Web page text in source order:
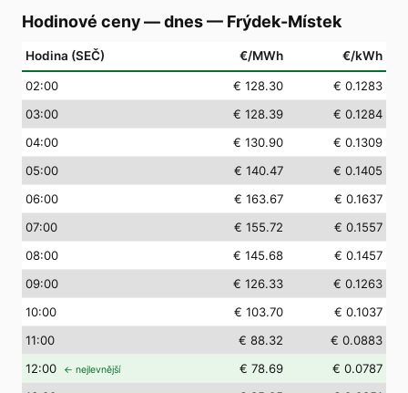
Hodinové ceny — dnes— Frýdek-Místek
Hodina (SEČ) €/MWh €/kWh
02:00 € 128.30
€ 0.1283
03:00 € 128.39
€ 0.1284
04:00 € 130.90
€ 0.1309
05:00 € 140.47
€ 0.1405
06:00 € 163.67
€ 0.1637
07:00 € 155.72
€ 0.1557
08:00 € 145.68
€ 0.1457
09:00 € 126.33
€ 0.1263
10:00 € 103.70
€ 0.1037
11:00 € 88.32
€ 0.0883
12:00 ← nejlevnější € 78.69
€ 0.0787